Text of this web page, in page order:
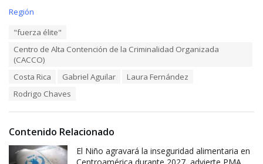
C
Región
"fuerza élite"
Centro de Alta Contención de la Criminalidad Organizada
(CACCO)
Costa Rica
Gabriel Aguilar
Laura Fernández
Rodrigo Chaves
Contenido Relacionado
El Niño agravará la inseguridad alimentaria en